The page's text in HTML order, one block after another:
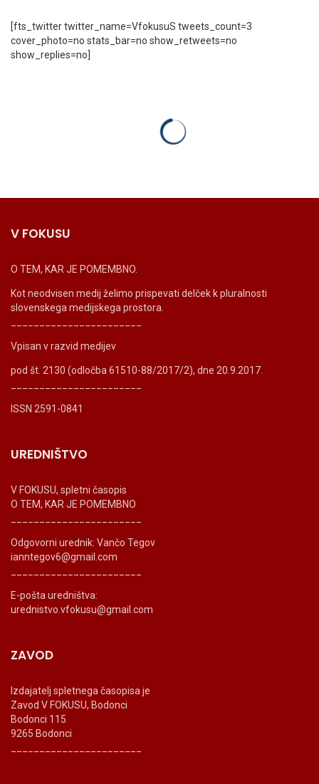
[fts_twitter twitter_name=VfokusuS tweets_count=3
cover_photo=no stats_bar=no show_retweets=no
show_replies=no]
V FOKUSU
O TEM, KAR JE POMEMBNO.
Kot neodvisen medij želimo prispevati delček k pluralnosti
slovenskega medijskega prostora.
Vpisan v razvid medijev
pod št. 2130 (odločba 61510-88/2017/2), dne 20.9.2017.
ISSN 2591-0841
UREDNIŠTVO
V FOKUSU, spletni časopis
O TEM, KAR JE POMEMBNO
Odgovorni urednik: Vančo Tegov
ianntegov6@gmail.com
E-pošta uredništva:
urednistvo.vfokusu@gmail.com
ZAVOD
Izdajatelj spletnega časopisa je
Zavod V FOKUSU, Bodonci
Bodonci 115
9265 Bodonci